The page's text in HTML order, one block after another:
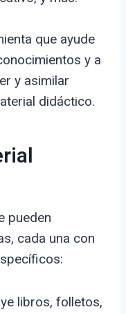
que ayude
y a
y asimilar
didáctico.
pueden
cada una con
libros, folletos,